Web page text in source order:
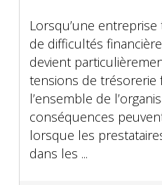
Lorsqu’une
de difficultés
devient
tensions de trésorerie
l’ensemble de
conséquences
lorsque les
dans les ...